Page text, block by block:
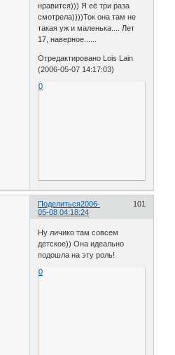
нравится))) Я её три раза
смотрела))))Ток она там не
такая уж и маленька.... Лет
17, наверное......
Отредактировано Lois Lain
(2006-05-07 14:17:03)
0
Поделиться 101
2006-
05-08 04:18:24
Ну личико там совсем
детское)) Она идеально
подошла на эту роль!
0